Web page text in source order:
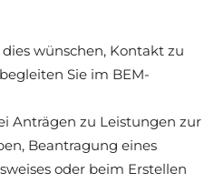
wünschen, Kontakt zu
Sie im BEM-
Anträgen zu Leistungen zur
Beantragung eines
oder beim Erstellen